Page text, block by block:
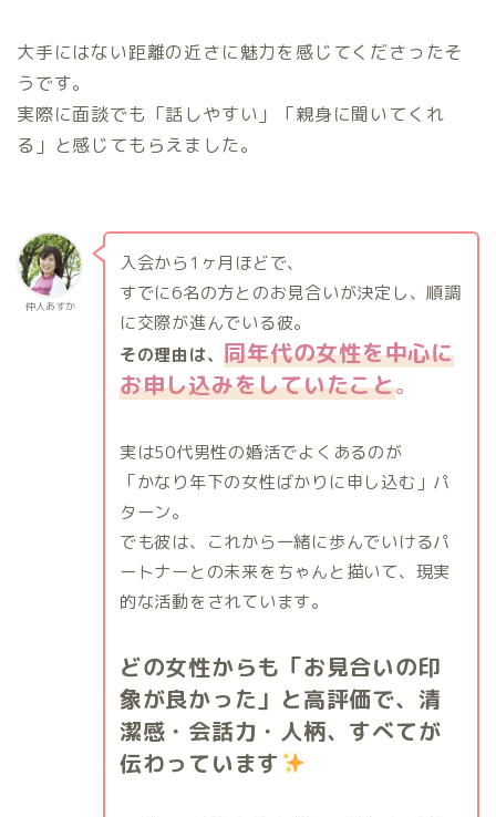
大手にはない距離の近さに魅力を感じてくださったそ
うです。
実際に面談でも「話しやすい」「親身に聞いてくれ
る」と感じてもらえました。
仲人あすか
入会から1ヶ月ほどで、
すでに6名の方とのお見合いが決定し、順調
に交際が進んでいる彼。
その理由は、同年代の女性を中心に
お申し込みをしていたこと。
実は50代男性の婚活でよくあるのが
「かなり年下の女性ばかりに申し込む」パ
ターン。
でも彼は、これから一緒に歩んでいけるパ
ートナーとの未来をちゃんと描いて、現実
的な活動をされています。
どの女性からも「お見合いの印
象が良かった」と高評価で、清
潔感・会話力・人柄、すべてが
伝わっています